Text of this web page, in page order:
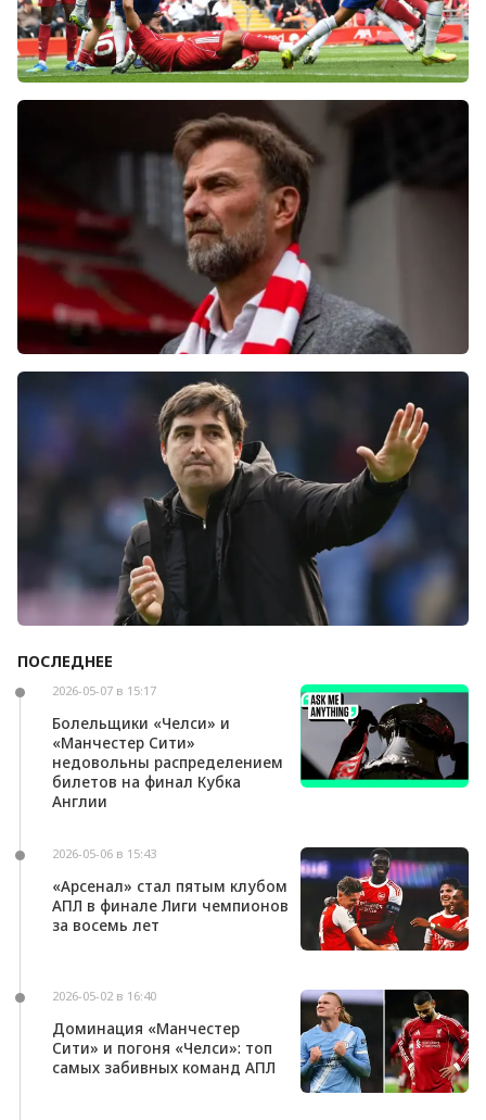
Фанаты «Ливерпуля» шокированы
неспособностью команды обыграть нынешний
Болельщики «Ливерпуля» освистали команду
после ничьей с «Челси»
Андони Ираола может возглавить «Кристал
ПОСЛЕДНЕЕ
2026-05-07 в 15:17
Болельщики «Челси» и
«Манчестер Сити»
недовольны распределением
билетов на финал Кубка
Англии
2026-05-06 в 15:43
«Арсенал» стал пятым клубом
АПЛ в финале Лиги чемпионов
за восемь лет
2026-05-02 в 16:40
Доминация «Манчестер
Сити» и погоня «Челси»: топ
самых забивных команд АПЛ